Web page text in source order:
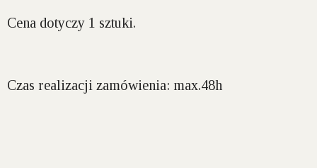
Cena dotyczy 1 sztuki.
Czas realizacji zamówienia: max.48h